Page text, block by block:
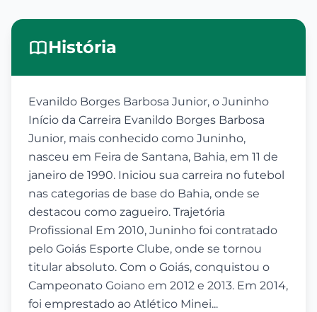
História
Evanildo Borges Barbosa Junior, o Juninho
Início da Carreira Evanildo Borges Barbosa
Junior, mais conhecido como Juninho,
nasceu em Feira de Santana, Bahia, em 11 de
janeiro de 1990. Iniciou sua carreira no futebol
nas categorias de base do Bahia, onde se
destacou como zagueiro. Trajetória
Profissional Em 2010, Juninho foi contratado
pelo Goiás Esporte Clube, onde se tornou
titular absoluto. Com o Goiás, conquistou o
Campeonato Goiano em 2012 e 2013. Em 2014,
foi emprestado ao Atlético Minei...